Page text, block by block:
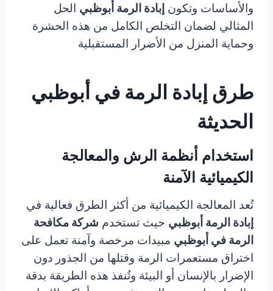
والأساسات وتكون إبادة الرمة أبوظبي الحل
المثالي لضمان التخلص الكامل من هذه الحشرة
وحماية المنزل من الأضرار المستقبلية
طرق إبادة الرمة في أبوظبي
الحديثة
استخدام أنظمة الرش والمعالجة
الكيميائية الآمنة
تُعد المعالجة الكيميائية من أكثر الطرق فعالية في
إبادة الرمة أبوظبي حيث تستخدم شركة مكافحة
الرمة في أبوظبي مبيدات مرخصة وآمنة تعمل على
اختراق مستعمرات الرمة وقتلها من الجذور دون
الإضرار بالإنسان أو البيئة وتُنفذ هذه الطريقة بدقة